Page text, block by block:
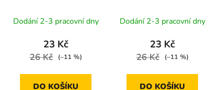
Dodání 2-3 pracovní dny
23 Kč
26 Kč (–11 %)
DO KOŠÍKU
Dodání 2-3 pracovní dny
23 Kč
26 Kč (–11 %)
DO KOŠÍKU